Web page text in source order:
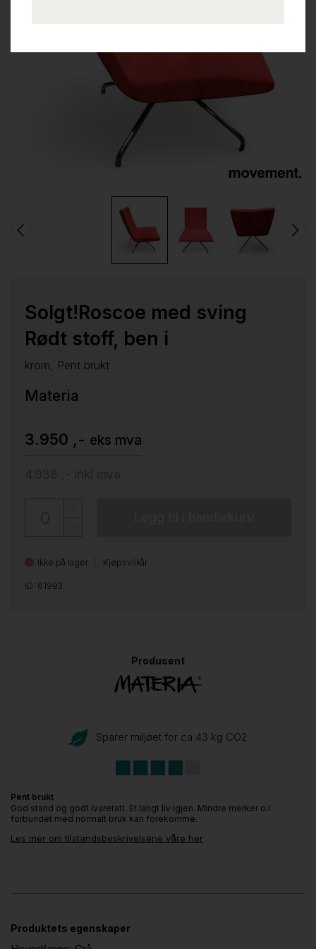
Solgt!Roscoe med sving
Rødt stoff, ben i
krom, Pent brukt
Materia
3.950 ,- eks mva
Ikke på lager Kjøpsvilkår
ID: 61993
Produsent
Sparer miljøet for ca 43 kg CO2
Pent brukt
God stand og godt ivaretatt. Et langt liv igjen. Mindre merker o.l
forbundet med normalt bruk kan forekomme.
Les mer om tilstandsbeskrivelsene våre her
Produktets egenskaper